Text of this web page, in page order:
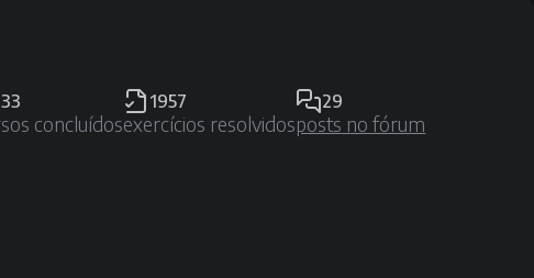
33
concluídos
1957
exercícios resolvidos
29
posts no fórum